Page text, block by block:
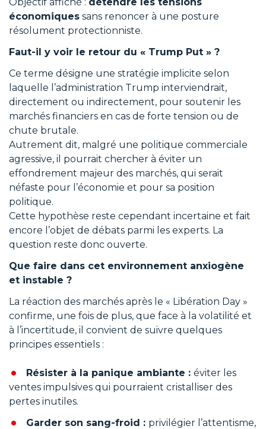
économiques sans renoncer à une posture
résolument protectionniste.
Faut-il y voir le retour du « Trump Put » ?
Ce terme désigne une stratégie implicite selon
laquelle l’administration Trump interviendrait,
directement ou indirectement, pour soutenir les
marchés financiers en cas de forte tension ou de
chute brutale.
Autrement dit, malgré une politique commerciale
agressive, il pourrait chercher à éviter un
effondrement majeur des marchés, qui serait
néfaste pour l’économie et pour sa position
politique.
Cette hypothèse reste cependant incertaine et fait
encore l’objet de débats parmi les experts. La
question reste donc ouverte.
Que faire dans cet environnement anxiogène
et instable ?
La réaction des marchés après le « Libération Day »
confirme, une fois de plus, que face à la volatilité et
à l’incertitude, il convient de suivre quelques
principes essentiels :
Résister à la panique ambiante : éviter les
ventes impulsives qui pourraient cristalliser des
pertes inutiles.
Garder son sang-froid : privilégier l’attentisme,